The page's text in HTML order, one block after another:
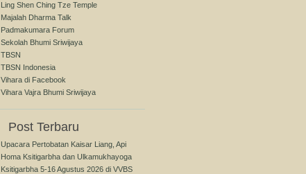
Ling Shen Ching Tze Temple
Majalah Dharma Talk
Padmakumara Forum
Sekolah Bhumi Sriwijaya
TBSN
TBSN Indonesia
Vihara di Facebook
Vihara Vajra Bhumi Sriwijaya
Post Terbaru
Upacara Pertobatan Kaisar Liang, Api
Homa Ksitigarbha dan Ulkamukhayoga
Ksitigarbha 5-16 Agustus 2026 di VVBS